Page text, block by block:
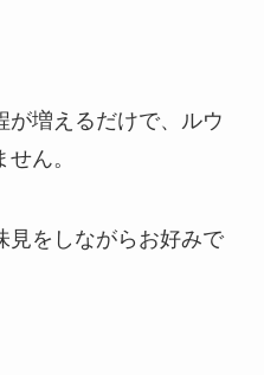
が増えるだけで、ルウ
ん。
見をしながらお好みで